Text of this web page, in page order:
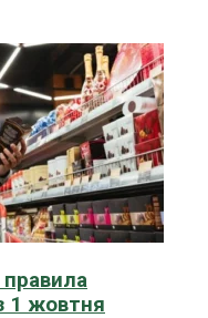
правила
1 жовтня